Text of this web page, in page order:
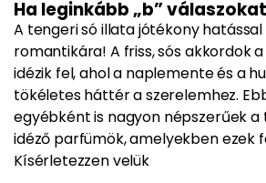
Ha leginkább „b”
A tengeri só illata jótékony
romantikára! A friss, sós akkordok
idézik fel, ahol a naplemente és a
tökéletes háttér a szerelemhez.
egyébként is nagyon népszerűek
idéző parfümök, amelyekben ezek
Kísérletezzen velük